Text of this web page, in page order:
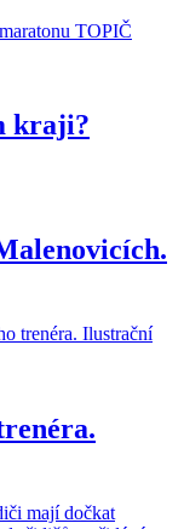
kraji?